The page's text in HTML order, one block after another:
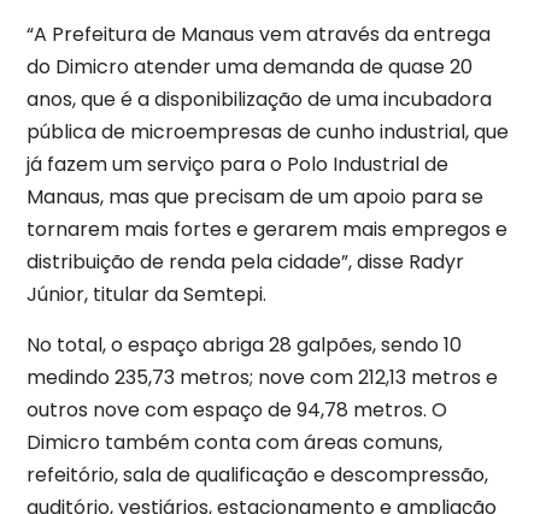
“A Prefeitura de Manaus vem através da entrega
do Dimicro atender uma demanda de quase 20
anos, que é a disponibilização de uma incubadora
pública de microempresas de cunho industrial, que
já fazem um serviço para o Polo Industrial de
Manaus, mas que precisam de um apoio para se
tornarem mais fortes e gerarem mais empregos e
distribuição de renda pela cidade”, disse Radyr
Júnior, titular da Semtepi.
No total, o espaço abriga 28 galpões, sendo 10
medindo 235,73 metros; nove com 212,13 metros e
outros nove com espaço de 94,78 metros. O
Dimicro também conta com áreas comuns,
refeitório, sala de qualificação e descompressão,
auditório, vestiários, estacionamento e ampliação